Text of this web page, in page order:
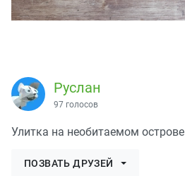
Руслан
97 голосов
Улитка на необитаемом острове
ПОЗВАТЬ ДРУЗЕЙ